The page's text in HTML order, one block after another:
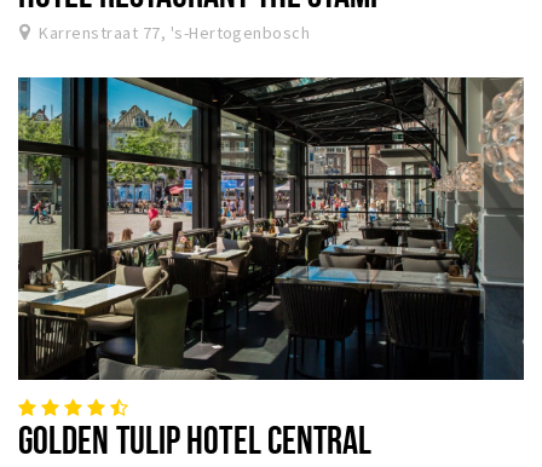
Karrenstraat 77, 's-Hertogenbosch
GOLDEN TULIP HOTEL CENTRAL